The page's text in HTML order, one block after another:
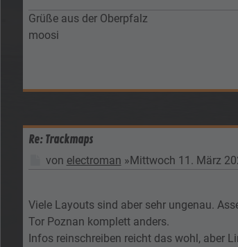
Grüße aus der Oberpfalz
moosi
Re: Trackmaps
Beitrag
von electroman »Mittwoch 11. März
Viele Layouts sind aber sehr ungenau.
Tor Poznan komplett anders.
Infos reinschreiben reicht das wohl, aber